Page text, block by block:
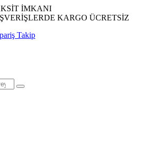
İMKANI
KARGO ÜCRETSİZ
Takip